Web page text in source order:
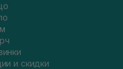
и скидки